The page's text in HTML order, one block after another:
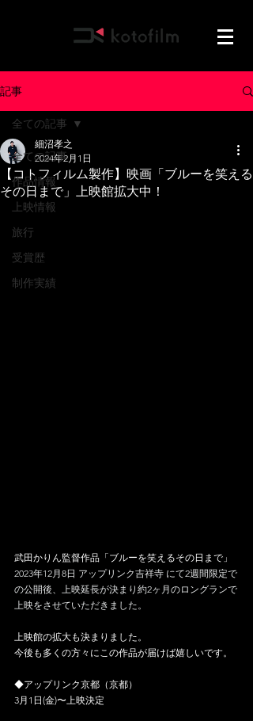
記事
全ての記事
作品情報
上映情報
旅行
受賞歴
制作実績
全ての記事
【コトフィルム製作】映画「ブルーを笑える
その日まで」上映館拡大中！
細沼孝之
2024年2月1日
武田かりん監督作品「ブルーを笑えるその日まで」
2023年12月8日 アップリンク吉祥寺 にて2週間限定で
の公開後、上映延長が決まり約2ヶ月のロングランで
上映をさせていただきました。
上映館の拡大も決まりました。
今後も多くの方々にこの作品が届けば嬉しいです。
◆アップリンク京都（京都）
3月1日(金)〜上映決定